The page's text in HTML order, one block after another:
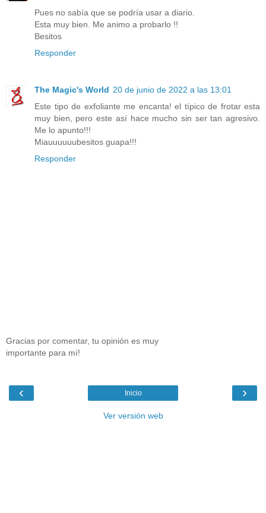
Pues no sabía que se podría usar a diario.
Esta muy bien. Me animo a probarlo !!
Besitos
Responder
The Magic's World 20 de junio de 2022 a las 13:01
Este tipo de exfoliante me encanta! el típico de frotar esta
muy bien, pero este así hace mucho sin ser tan agresivo.
Me lo apunto!!!
Miauuuuuubesitos guapa!!!
Responder
Gracias por comentar, tu opinión es muy
importante para mí!
‹ ›
Inicio
Ver versión web